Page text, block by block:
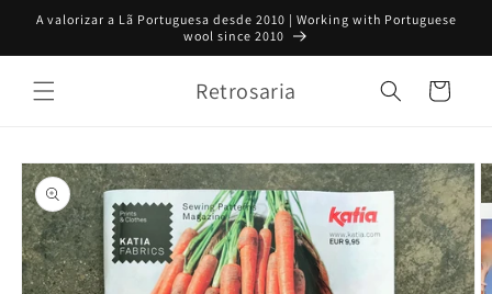
para o
A valorizar a Lã Portuguesa desde 2010 | Working with Portuguese
wool since 2010
Retrosaria Carrinho
a
informação
do produto